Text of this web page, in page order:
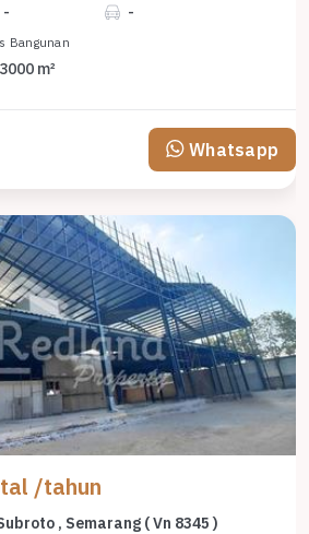
- -
Bangunan
3000 m²
Whatsapp
/tahun
, Semarang ( Vn 8345 )